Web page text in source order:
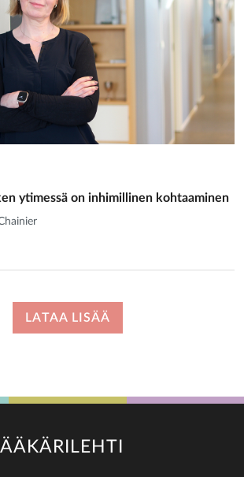
ytimessä on inhimillinen kohtaaminen
LATAA LISÄÄ